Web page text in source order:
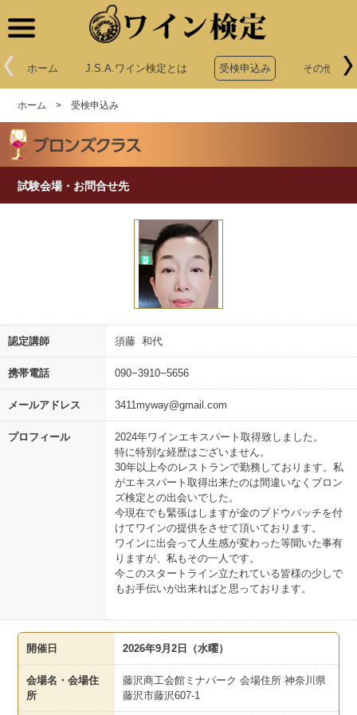
ホーム J.S.A.ワイン検定とは 受検申込み その他申込
ホーム >受検申込み
試験会場・お問合せ先
認定講師 須藤 和代
携帯電話 090−3910−5656
メールアドレス 3411myway@gmail.com
プロフィール
2024年ワインエキスパート取得致しました。
特に特別な経歴はございません。
30年以上今のレストランで勤務しております。私
がエキスパート取得出来たのは間違いなくブロン
ズ検定との出会いでした。
今現在でも緊張はしますが金のブドウバッチを付
けてワインの提供をさせて頂いております。
ワインに出会って人生感が変わった等聞いた事有
りますが、私もその一人です。
今このスタートライン立たれている皆様の少しで
もお手伝いが出来ればと思っております。
開催日 2026年9月2日（水曜）
会場名・会場住
所
藤沢商工会館ミナパーク 会場住所 神奈川県
藤沢市藤沢607-1